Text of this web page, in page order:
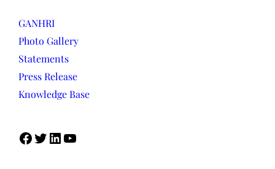
GANHRI
Photo Gallery
Statements
Press Release
Knowledge Base